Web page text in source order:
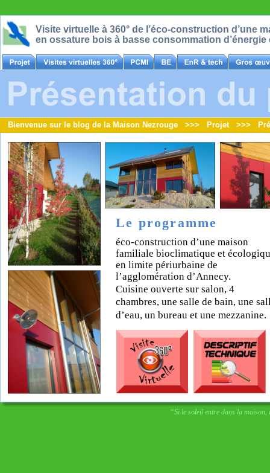
Bienvenue sur le blog de la Maison Nezrouge   >>>   Projet   >>>
Visite virtuelle à 360° de l’éco-construction d’une
en ossature bois à basse consommation
Le programme
éco-construction d’une maison
familiale bioclimatique et
en limite périurbaine de
l’agglomération d’Annecy.
Cuisine ouverte sur salon, 4
chambres, une salle de bain, une
d’eau, un bureau et une mezzanine.
“Si le soleil entre dans la maison,